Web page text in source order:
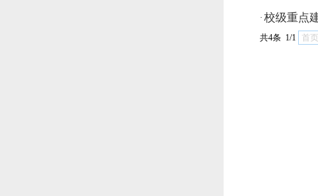
· 校级重点
共4条 1/1 首页